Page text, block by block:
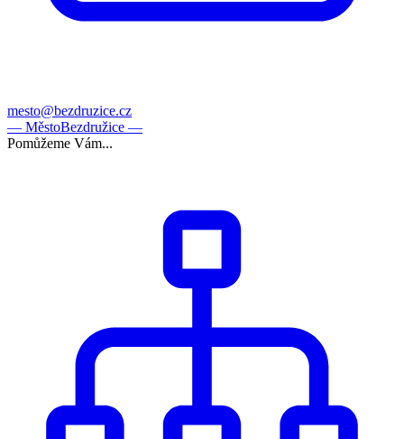
mesto@bezdruzice.cz
— MěstoBezdružice —
Pomůžeme Vám...